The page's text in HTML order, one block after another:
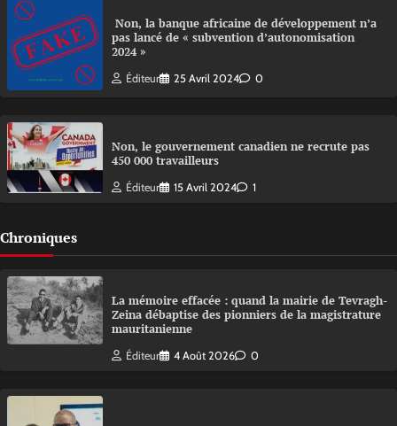
Non, la banque africaine de développement n’a
pas lancé de « subvention d’autonomisation
2024 »
Éditeur 25 Avril 2024 0
Non, le gouvernement canadien ne recrute pas
450 000 travailleurs
Éditeur 15 Avril 2024 1
Chroniques
La mémoire effacée : quand la mairie de Tevragh-
Zeina débaptise des pionniers de la magistrature
mauritanienne
Éditeur 4 Août 2026 0